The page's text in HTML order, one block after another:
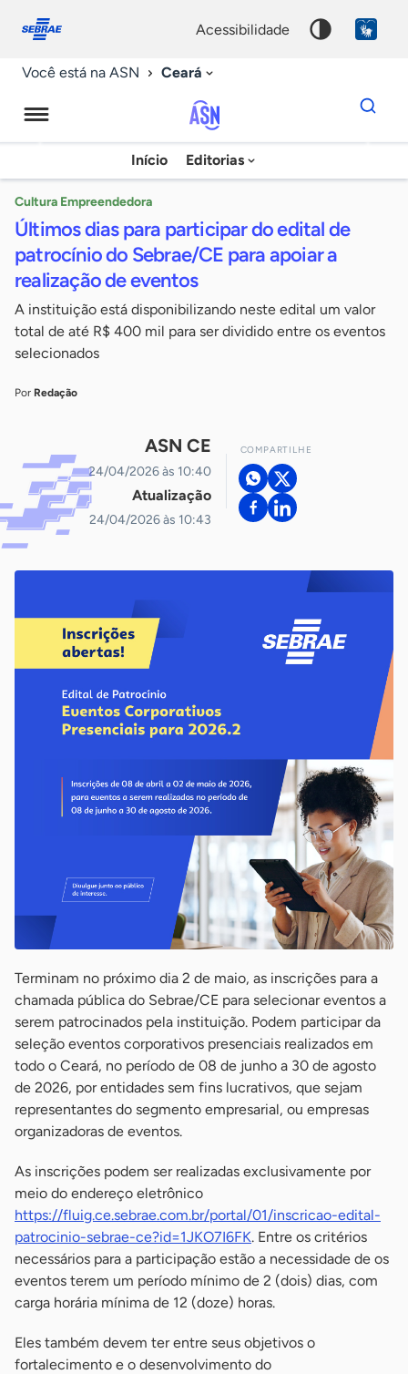
conosco
acessibilidade
Você está na ASN Ceará
Agência
Sebrae
Notícias
Início Editorias
Dados
para
chave
Cultura Empreendedora
Últimos dias para participar do edital de
patrocínio do Sebrae/CE para apoiar a
realização de eventos
A instituição está disponibilizando neste edital um valor
total de até R$ 400 mil para ser dividido entre os eventos
selecionados
Por Redação
ASN CE
24/04/2026 às 10:40
Atualização
24/04/2026 às 10:43
COMPARTILHE
Terminam no próximo dia 2 de maio, as inscrições para a
chamada pública do Sebrae/CE para selecionar eventos a
serem patrocinados pela instituição. Podem participar da
seleção eventos corporativos presenciais realizados em
todo o Ceará, no período de 08 de junho a 30 de agosto
de 2026, por entidades sem fins lucrativos, que sejam
representantes do segmento empresarial, ou empresas
organizadoras de eventos.
As inscrições podem ser realizadas exclusivamente por
meio do endereço eletrônico
https://fluig.ce.sebrae.com.br/portal/01/inscricao-edital-
patrocinio-sebrae-ce?id=1JKO7I6FK. Entre os critérios
necessários para a participação estão a necessidade de os
eventos terem um período mínimo de 2 (dois) dias, com
carga horária mínima de 12 (doze) horas.
Eles também devem ter entre seus objetivos o
fortalecimento e o desenvolvimento do